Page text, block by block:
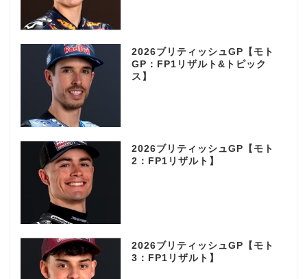
2026ブリティッシュGP【モト
GP：FP1リザルト&トピック
ス】
2026ブリティッシュGP【モト
2：FP1リザルト】
2026ブリティッシュGP【モト
3：FP1リザルト】